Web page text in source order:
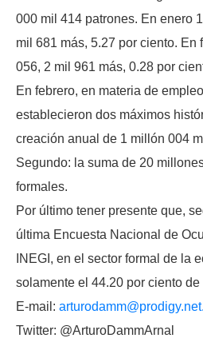
000 mil 414 patrones. En enero
mil 681 más, 5.27 por ciento. En
056, 2 mil 961 más, 0.28 por
En febrero, en materia de
establecieron dos máximos
creación anual de 1 millón 004
Segundo: la suma de 20
formales.
Por último tener presente que,
última Encuesta Nacional de
INEGI, en el sector formal de la
solamente el 44.20 por ciento
E-mail:
Twitter: @ArturoDammArnal